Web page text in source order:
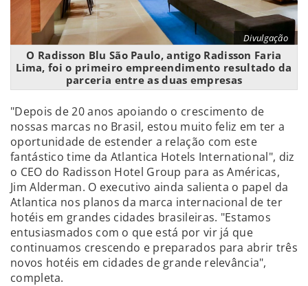
Divulgação
O Radisson Blu São Paulo, antigo Radisson Faria
Lima, foi o primeiro empreendimento resultado da
parceria entre as duas empresas
"Depois de 20 anos apoiando o crescimento de
nossas marcas no Brasil, estou muito feliz em ter a
oportunidade de estender a relação com este
fantástico time da Atlantica Hotels International", diz
o CEO do Radisson Hotel Group para as Américas,
Jim Alderman. O executivo ainda salienta o papel da
Atlantica nos planos da marca internacional de ter
hotéis em grandes cidades brasileiras. "Estamos
entusiasmados com o que está por vir já que
continuamos crescendo e preparados para abrir três
novos hotéis em cidades de grande relevância",
completa.